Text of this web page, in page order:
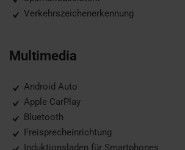
Verkehrszeichenerkennung
Multimedia
Android Auto
Apple CarPlay
Bluetooth
Freisprecheinrichtung
Induktionsladen für Smartphones